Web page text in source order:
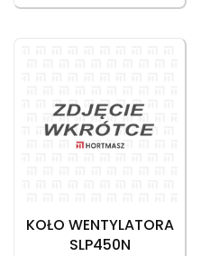
KOŁO WENTYLATORA
SLP450N